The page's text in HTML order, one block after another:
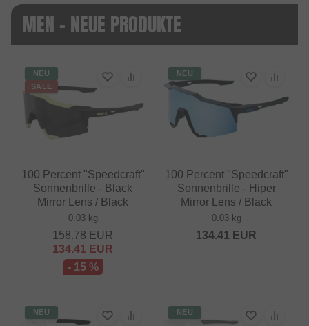
MEN - NEUE PRODUKTE
NEU
SALE
100 Percent "Speedcraft"
Sonnenbrille - Black
Mirror Lens / Black
0.03 kg
158.78EUR
134.41 EUR
- 15 %
NEU
100 Percent "Speedcraft"
Sonnenbrille - Hiper
Mirror Lens / Black
0.03 kg
134.41 EUR
NEU NEU